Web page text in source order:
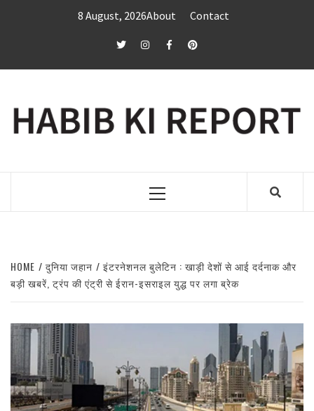
8 August, 2026About Contact
twitterInstagramFacebookPinterest
Primary
HOME दुनिया जहान
इंटरनेशनल बुलेटिन : खाड़ी देशों से आई दर्दनाक और
बड़ी खबरें, ट्रंप की एंट्री से ईरान-इसराइल युद्ध पर लगा ब्रेक